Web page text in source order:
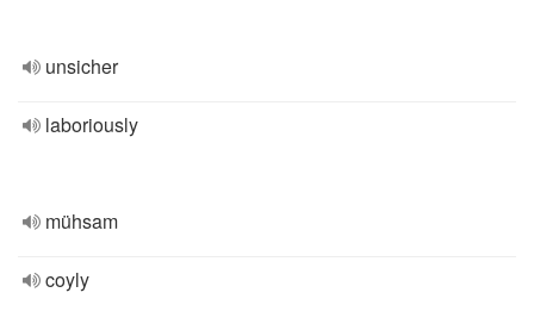
unsicher
laboriously
mühsam
coyly